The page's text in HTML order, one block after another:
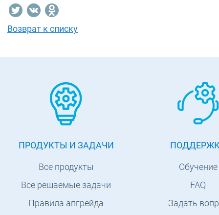
Возврат к списку
ПРОДУКТЫ И ЗАДАЧИ
Все продукты
Все решаемые задачи
Правила апгрейда
Обучение
FAQ
Задать